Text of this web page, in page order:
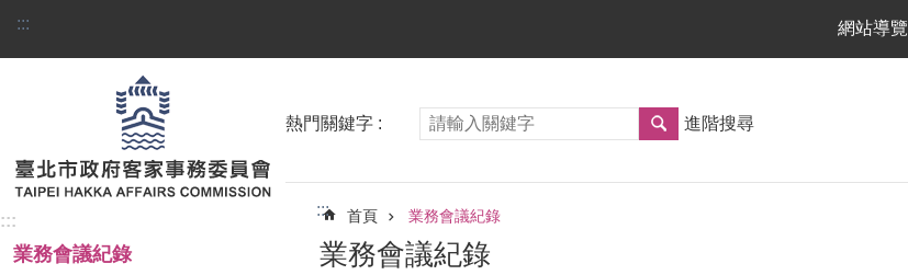
跳到主要內容區塊
::: 網站導覽
:::
業務會議紀錄
熱門關鍵字 進階搜尋
::: 首頁 業務會議紀錄
業務會議紀錄